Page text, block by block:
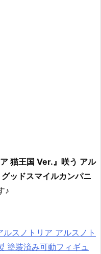
猫王国 Ver.』咲う アル
グッドスマイルカンパニ
♪
スノトリア アルスノト
塗装済み可動フィギュ